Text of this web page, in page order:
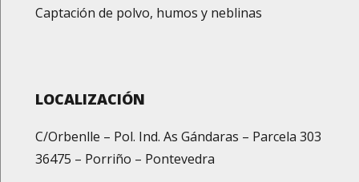
Captación de polvo, humos y neblinas
LOCALIZACIÓN
C/Orbenlle – Pol. Ind. As Gándaras – Parcela 303
36475 – Porriño – Pontevedra